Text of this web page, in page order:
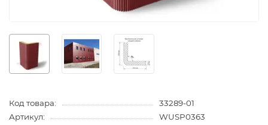
Код товара:
33289-01
Артикул:
WUSP0363